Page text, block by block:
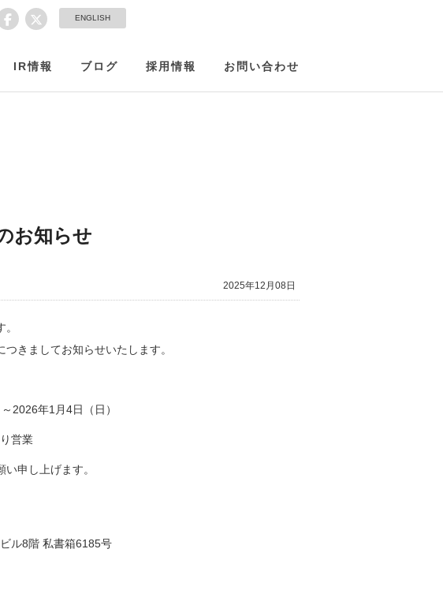
ENGLISH
IR情報 ブログ 採用情報 お問い合わせ
お知らせ
2025年12月08日
きましてお知らせいたします。
2026年1月4日（日）
営業
申し上げます。
ル8階 私書箱6185号